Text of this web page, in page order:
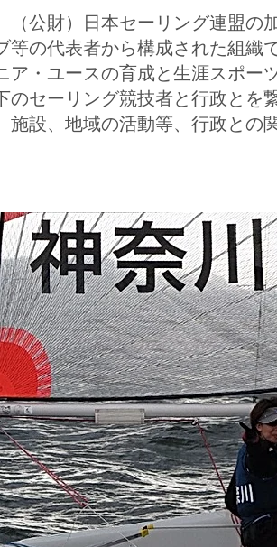
（公財）日本セーリング連盟の
等の代表者から構成された組織
ア・ユースの育成と生涯スポー
のセーリング競技者と行政とを
設、地域の活動等、行政との